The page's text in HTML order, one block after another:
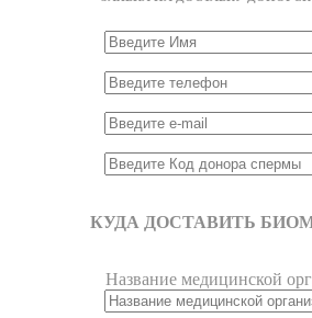
КУДА ДОСТАВИТЬ
Название медицинской